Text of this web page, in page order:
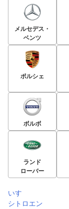
メルセデス・
ベンツ
ポルシェ
ボルボ
ランド
ローバー
いすゞ
シトロエン